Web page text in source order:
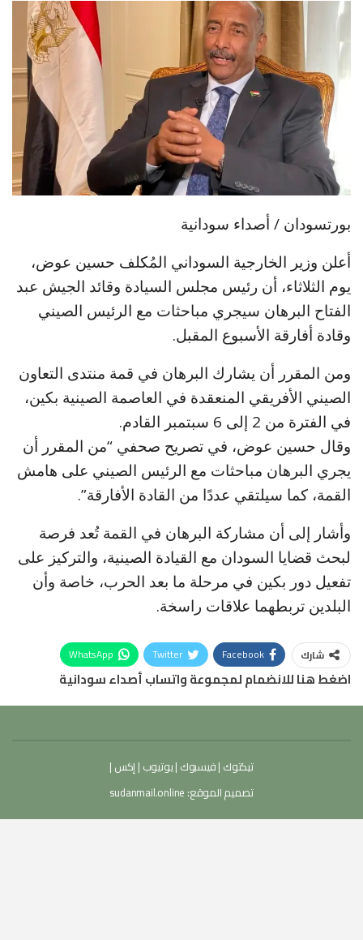
بورتسودان / أصداء سودانية
أعلن وزير الخارجية السوداني المُكلف حسين عوض،
يوم الثلاثاء، أن رئيس مجلس السيادة وقائد الجيش عبد
الفتاح البرهان سيجري مباحثات مع الرئيس الصيني
وقادة أفارقة الأسبوع المقبل.
ومن المقرر أن يشارك البرهان في قمة منتدى التعاون
الصيني الأفريقي المنعقدة في العاصمة الصينية بكين،
في الفترة من 2 إلى 6 سبتمبر القادم.
وقال حسين عوض، في تصريح صحفي “من المقرر أن
يجري البرهان مباحثات مع الرئيس الصيني على هامش
القمة، كما سيلتقي عددًا من القادة الأفارقة”.
وأشار إلى أن مشاركة البرهان في القمة تُعد فرصة
لبحث قضايا السودان مع القيادة الصينية، والتركيز على
تفعيل دور بكين في مرحلة ما بعد الحرب، خاصة وأن
البلدين تربطهما علاقات راسخة.
شارك Facebook
Twitter
WhatsApp
اضغط هنا للانضمام لمجموعة واتساب أصداء سودانية
تيكتوك |فيسبوك |يوتيوب | إكس |
تصميم الموقع: sudanmail.online